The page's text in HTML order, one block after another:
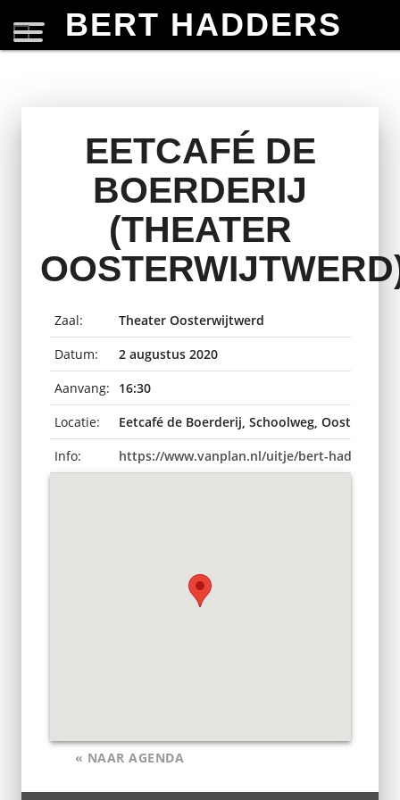
BERT HADDERS
EETCAFÉ DE
BOERDERIJ
(THEATER
Zaal:
Theater Oosterwijtwerd
Datum:
2 augustus 2020
Aanvang:
16:30
Locatie:
Eetcafé de Boerderij, Schoolweg,
Info:
https://www.vanplan.nl/uitje/bert-hadders-
« NAAR AGENDA